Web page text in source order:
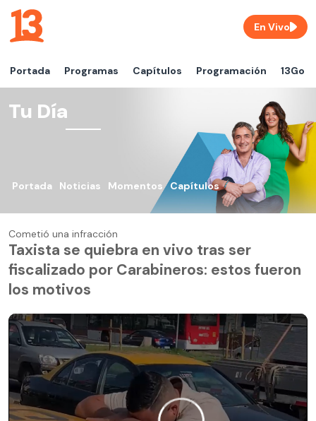
Portada Programas Capítulos Programación 13Go
En Vivo
Tu Día
Portada Noticias Momentos Capítulos
Cometió una infracción
Taxista se quiebra en vivo tras ser
fiscalizado por Carabineros: estos fueron
los motivos